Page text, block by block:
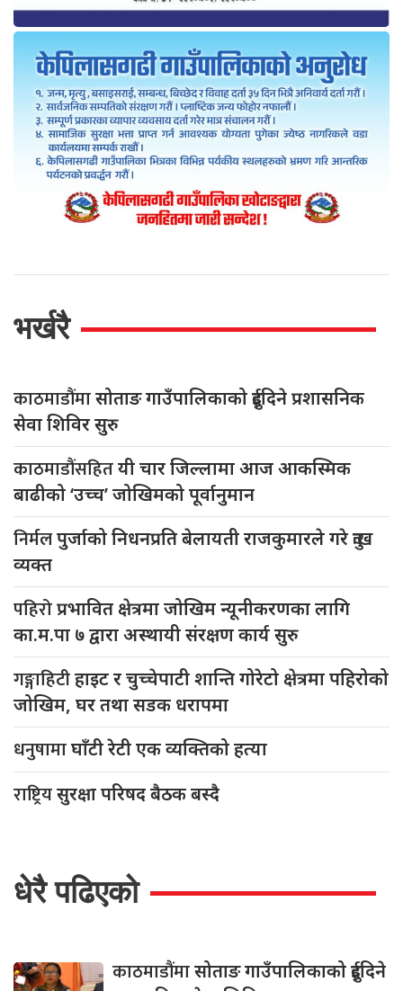
भर्खरै
काठमाडौंमासोताङ गाउँपालिकाको दुईदिने प्रशासनिक
सेवा शिविर सुरु
काठमाडौंसहितयी चार जिल्लामा आज आकस्मिक
बाढीको ‘उच्च’ जोखिमको पूर्वानुमान
निर्मलपुर्जाको निधनप्रति बेलायती राजकुमारले गरे दुःख
व्यक्त
पहिरोप्रभावित क्षेत्रमा जोखिम न्यूनीकरणका लागि
का.म.पा ७ द्वारा अस्थायी संरक्षण कार्य सुरु
गङ्गाहिटीहाइट र चुच्चेपाटी शान्ति गोरेटो क्षेत्रमा पहिरोको
जोखिम, घर तथा सडक धरापमा
धनुषामाघाँटी रेटी एक व्यक्तिको हत्या
राष्ट्रियसुरक्षा परिषद बैठक बस्दै
धेरै पढिएको
काठमाडौंमासोताङ गाउँपालिकाको दुईदिने